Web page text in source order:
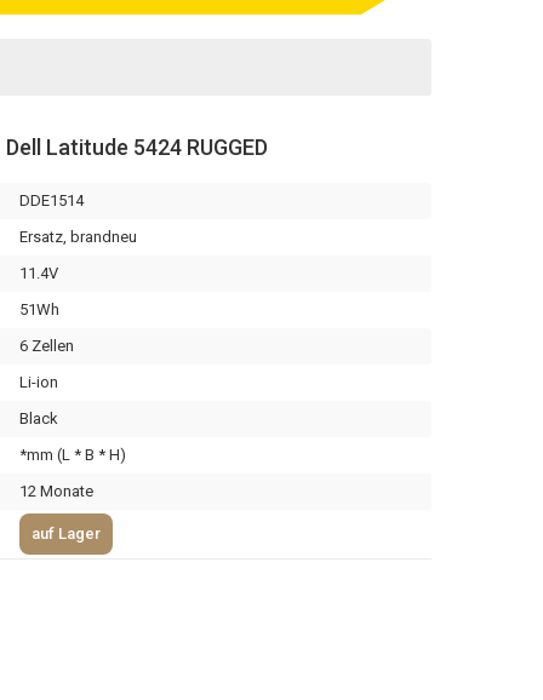
Latitude 5424 RUGGED
DDE1514
Ersatz, brandneu
11.4V
51Wh
6 Zellen
Li-ion
Black
*mm (L * B * H)
12 Monate
auf Lager